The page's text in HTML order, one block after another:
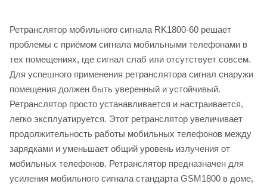
Ретранслятор мобильного сигнала RK1800-60 решает
проблемы с приёмом сигнала мобильными телефонами в
тех помещениях, где сигнал слаб или отсутствует совсем.
Для успешного применения ретранслятора сигнал снаружи
помещения должен быть уверенный и устойчивый.
Ретранслятор просто устанавливается и настраивается,
легко эксплуатируется. Этот ретранслятор увеличивает
продолжительность работы мобильных телефонов между
зарядками и уменьшает общий уровень излучения от
мобильных телефонов. Ретранслятор предназначен для
усиления мобильного сигнала стандарта GSM1800 в доме,